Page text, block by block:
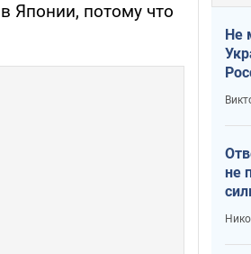
Японии, потому что
Не
не